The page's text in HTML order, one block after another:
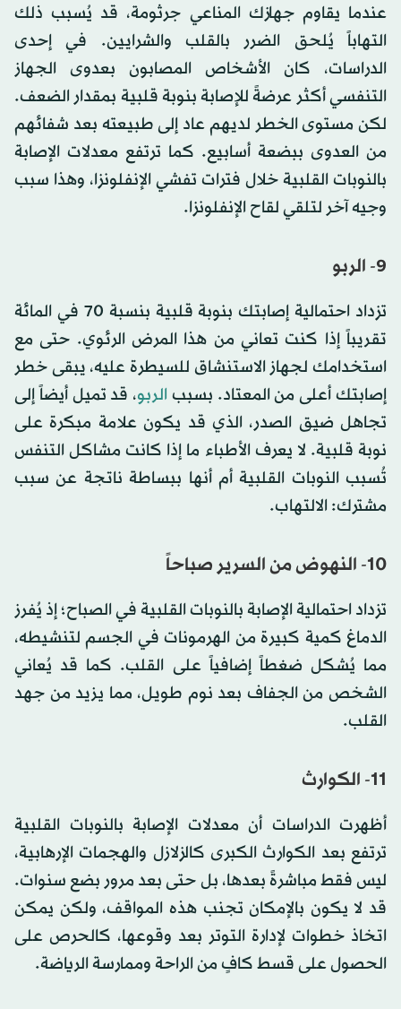
عندما يقاوم جهازك المناعي جرثومة، قد يُسبب ذلك
التهاباً يُلحق الضرر بالقلب والشرايين. في إحدى
الدراسات، كان الأشخاص المصابون بعدوى الجهاز
التنفسي أكثر عرضةً للإصابة بنوبة قلبية بمقدار الضعف.
لكن مستوى الخطر لديهم عاد إلى طبيعته بعد شفائهم
من العدوى ببضعة أسابيع. كما ترتفع معدلات الإصابة
بالنوبات القلبية خلال فترات تفشي الإنفلونزا، وهذا سبب
وجيه آخر لتلقي لقاح الإنفلونزا.
9- الربو
تزداد احتمالية إصابتك بنوبة قلبية بنسبة 70 في المائة
تقريباً إذا كنت تعاني من هذا المرض الرئوي. حتى مع
استخدامك لجهاز الاستنشاق للسيطرة عليه، يبقى خطر
إصابتك أعلى من المعتاد. بسبب الربو، قد تميل أيضاً إلى
تجاهل ضيق الصدر، الذي قد يكون علامة مبكرة على
نوبة قلبية. لا يعرف الأطباء ما إذا كانت مشاكل التنفس
تُسبب النوبات القلبية أم أنها ببساطة ناتجة عن سبب
مشترك: الالتهاب.
10- النهوض من السرير صباحاً
تزداد احتمالية الإصابة بالنوبات القلبية في الصباح؛ إذ يُفرز
الدماغ كمية كبيرة من الهرمونات في الجسم لتنشيطه،
مما يُشكل ضغطاً إضافياً على القلب. كما قد يُعاني
الشخص من الجفاف بعد نوم طويل، مما يزيد من جهد
القلب.
11- الكوارث
أظهرت الدراسات أن معدلات الإصابة بالنوبات القلبية
ترتفع بعد الكوارث الكبرى كالزلازل والهجمات الإرهابية،
ليس فقط مباشرةً بعدها، بل حتى بعد مرور بضع سنوات.
قد لا يكون بالإمكان تجنب هذه المواقف، ولكن يمكن
اتخاذ خطوات لإدارة التوتر بعد وقوعها، كالحرص على
الحصول على قسط كافٍ من الراحة وممارسة الرياضة.